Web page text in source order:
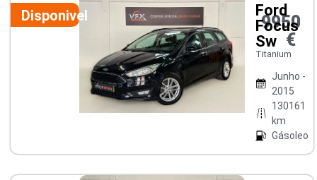
Disponivel
Ford
Focus
Sw
Titanium
Junho -
2015
130161
km
Gásoleo
9950
€